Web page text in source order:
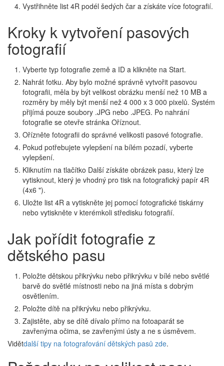
Vystřihněte list 4R podél šedých čar a získáte více fotografií.
Kroky k vytvoření pasových
fotografií
Vyberte typ fotografie země a ID a klikněte na Start.
Nahrát fotku. Aby bylo možné správně vytvořit pasovou
fotografii, měla by být velikost obrázku menší než 10 MB a
rozměry by měly být menší než 4 000 x 3 000 pixelů. Systém
přijímá pouze soubory .JPG nebo .JPEG. Po nahrání
fotografie se otevře stránka Oříznout.
Ořízněte fotografii do správné velikosti pasové fotografie.
Pokud potřebujete vylepšení na bílém pozadí, vyberte
vylepšení.
Kliknutím na tlačítko Další získáte obrázek pasu, který lze
vytisknout, který je vhodný pro tisk na fotografický papír 4R
(4x6 ").
Uložte list 4R a vytiskněte jej pomocí fotografické tiskárny
nebo vytiskněte v kterémkoli středisku fotografií.
Jak pořídit fotografie z
dětského pasu
Položte dětskou přikrývku nebo přikrývku v bílé nebo světlé
barvě do světlé místnosti nebo na jiná místa s dobrým
osvětlením.
Položte dítě na přikrývku nebo přikrývku.
Zajistěte, aby se dítě dívalo přímo na fotoaparát se
zavřenýma očima, se zavřenými ústy a ne s úsměvem.
Vidětdalší tipy na fotografování dětských pasů zde.